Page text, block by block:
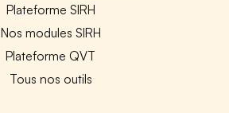
Plateforme SIRH
Nos modules SIRH
Plateforme QVT
Tous nos outils